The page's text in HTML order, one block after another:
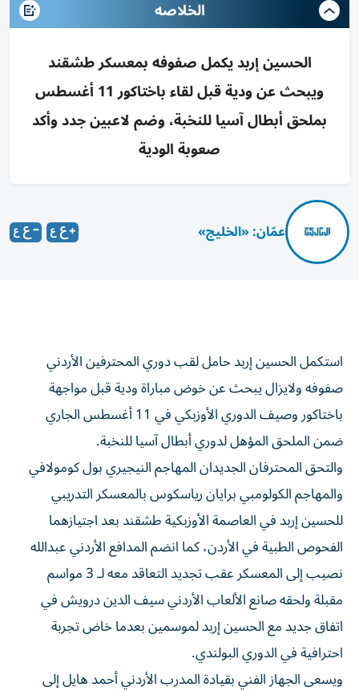
الخلاصه
الحسين إربد يكمل صفوفه بمعسكر طشقند
ويبحث عن ودية قبل لقاء باختاكور 11 أغسطس
بملحق أبطال آسيا للنخبة، وضم لاعبين جدد وأكد
صعوبة الودية
عمّان: «الخليج»
استكمل الحسين إربد حامل لقب دوري المحترفين الأردني
صفوفه ولايزال يبحث عن خوض مباراة ودية قبل مواجهة
باختاكور وصيف الدوري الأوزبكي في 11 أغسطس الجاري
ضمن الملحق المؤهل لدوري أبطال آسيا للنخبة.
والتحق المحترفان الجديدان المهاجم النيجيري بول كومولافي
والمهاجم الكولومبي برايان رياسكوس بالمعسكر التدريبي
للحسين إربد في العاصمة الأوزبكية طشقند بعد اجتيازهما
الفحوص الطبية في الأردن، كما انضم المدافع الأردني عبدالله
نصيب إلى المعسكر عقب تجديد التعاقد معه لـ 3 مواسم
مقبلة ولحقه صانع الألعاب الأردني سيف الدين درويش في
اتفاق جديد مع الحسين إربد لموسمين بعدما خاض تجربة
احترافية في الدوري البولندي.
ويسعى الجهاز الفني بقيادة المدرب الأردني أحمد هايل إلى